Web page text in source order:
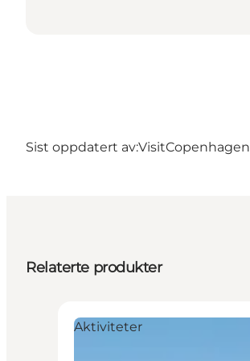
Sist oppdatert av:VisitCopenhagen
Relaterte produkter
Aktiviteter